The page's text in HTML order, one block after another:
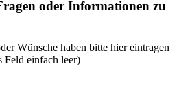
oder Informationen zu
Wünsche haben bitte hier eintragen
Feld einfach leer)